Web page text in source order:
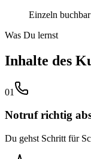
Einzeln buchbar
Was Du lernst
Inhalte des
01
Notruf richtig
Du gehst Schritt für